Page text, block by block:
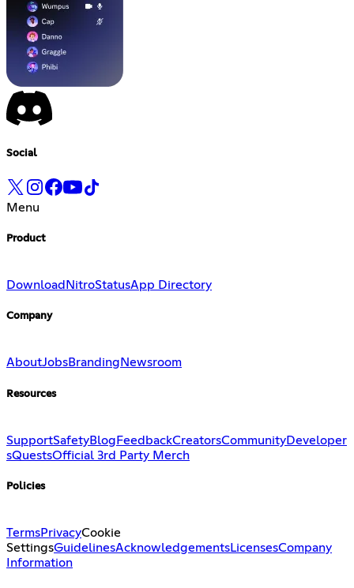
Social
Menu
Product
Download NitroStatusApp Directory
Company
AboutJobsBranding Newsroom
Resources
SupportSafetyBlog FeedbackCreatorsCommunityDeveloper
sQuestsOfficial 3rd Party Merch
Policies
TermsPrivacyCookie
SettingsGuidelinesAcknowledgementsLicensesCompany
Information